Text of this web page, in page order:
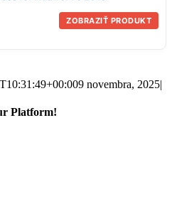
ZOBRAZIŤ PRODUKT
9 novembra, 2025|
Platform!